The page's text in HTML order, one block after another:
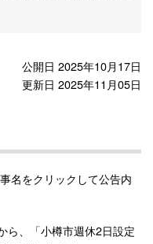
公開日 2025年10月17日
更新日 2025年11月05日
名をクリックして公告内
ら、「小樽市週休2日設定